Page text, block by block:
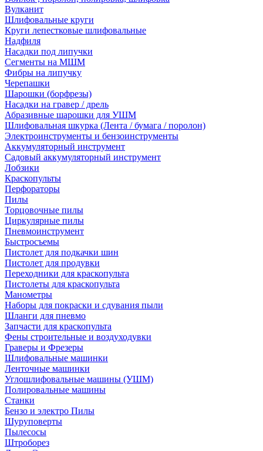
Вулканит
Шлифовальные круги
Круги лепестковые шлифовальные
Надфиля
Насадки под липучки
Сегменты на МШМ
Фибры на липучку
Черепашки
Шарошки (борфрезы)
Насадки на гравер / дрель
Абразивные шарошки для УШМ
Шлифовальная шкурка (Лента / бумага / поролон)
Электроинструменты и бензоинструменты
Аккумуляторный инструмент
Садовый аккумуляторный инструмент
Лобзики
Краскопульты
Перфораторы
Пилы
Торцовочные пилы
Циркулярные пилы
Пневмоинструмент
Быстросъемы
Пистолет для подкачки шин
Пистолет для продувки
Переходники для краскопульта
Пистолеты для краскопульта
Манометры
Наборы для покраски и сдувания пыли
Шланги для пневмо
Запчасти для краскопульта
Фены строительные и воздуходувки
Граверы и Фрезеры
Шлифовальные машинки
Ленточные машинки
Углошлифовальные машины (УШМ)
Полировальные машины
Станки
Бензо и электро Пилы
Шуруповерты
Пылесосы
Штроборез